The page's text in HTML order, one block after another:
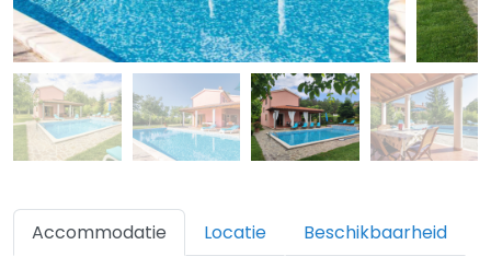
Accommodatie Locatie Beschikbaarheid